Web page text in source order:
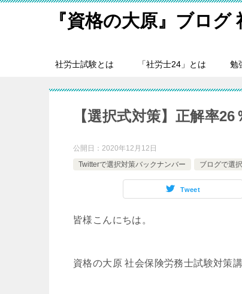
『資格の大原』ブログ
社労士試験とは 「社労士24」とは 勉
【選択式対策】正解率
公開日： 2020年12月12日
Twitterで選択対策バックナンバー
ブログで選
Tweet
皆様こんにちは。
資格の大原 社会保険労務士試験対策